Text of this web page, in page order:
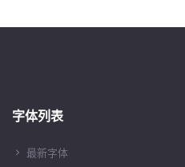
字体列表
最新字体